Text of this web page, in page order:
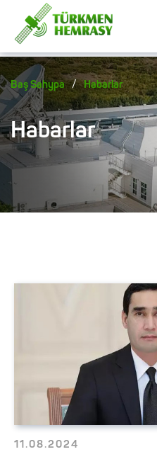
Baş Sahypa / Habarlar
Habarlar
11.08.2024